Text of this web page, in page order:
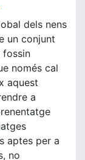
dels nens
un conjunt
fossin
només cal
aquest
a
aptes per a
no